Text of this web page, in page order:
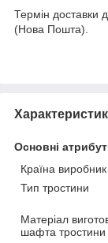
Термін доставки
(Нова Пошта).
Основні
Країна виробник
Тип тростини
Матеріал
шафта тростини